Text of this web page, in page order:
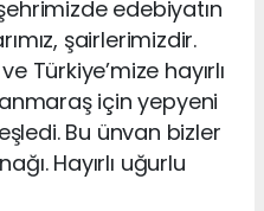
edebiyatın
şairlerimizdir.
Türkiye’mize hayırlı
için yepyeni
Bu ünvan bizler
Hayırlı uğurlu